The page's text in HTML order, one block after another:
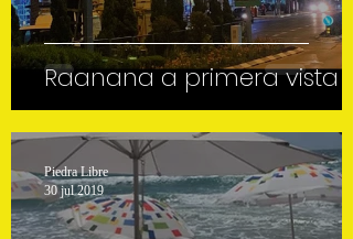
Raanana a primera vista
Piedra Libre
30 jul 2019